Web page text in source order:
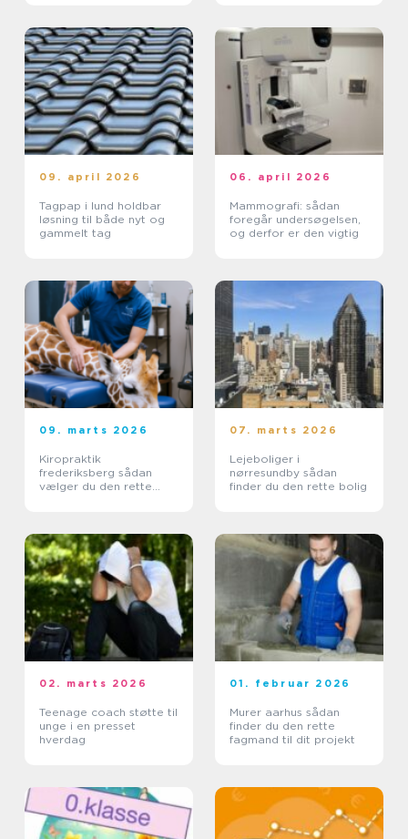
09. april 2026
Tagpap i lund holdbar
løsning til både nyt og
gammelt tag
06. april 2026
Mammografi: sådan
foregår undersøgelsen,
og derfor er den vigtig
09. marts 2026
Kiropraktik
frederiksberg sådan
vælger du den rette
07. marts 2026
Lejeboliger i
nørresundby sådan
finder du den rette bolig
02. marts 2026
Teenage coach støtte til
unge i en presset
hverdag
01. februar 2026
Murer aarhus sådan
finder du den rette
fagmand til dit projekt